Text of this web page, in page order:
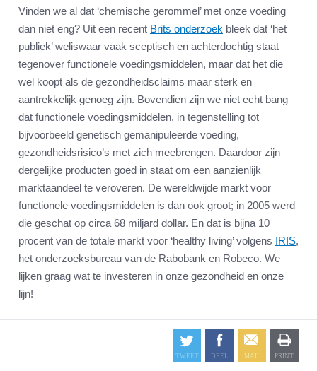
Vinden we al dat ‘chemische gerommel’ met onze voeding
dan niet eng? Uit een recent Brits onderzoek bleek dat ‘het
publiek’ weliswaar vaak sceptisch en achterdochtig staat
tegenover functionele voedingsmiddelen, maar dat het die
wel koopt als de gezondheidsclaims maar sterk en
aantrekkelijk genoeg zijn. Bovendien zijn we niet echt bang
dat functionele voedingsmiddelen, in tegenstelling tot
bijvoorbeeld genetisch gemanipuleerde voeding,
gezondheidsrisico’s met zich meebrengen. Daardoor zijn
dergelijke producten goed in staat om een aanzienlijk
marktaandeel te veroveren. De wereldwijde markt voor
functionele voedingsmiddelen is dan ook groot; in 2005 werd
die geschat op circa 68 miljard dollar. En dat is bijna 10
procent van de totale markt voor ‘healthy living’ volgens IRIS,
het onderzoeksbureau van de Rabobank en Robeco. We
lijken graag wat te investeren in onze gezondheid en onze
lijn!